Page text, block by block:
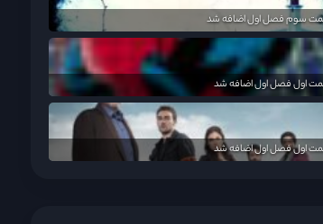
سوم فصل اول اضافه شد
اول فصل اول اضافه شد
اول فصل اول اضافه شد